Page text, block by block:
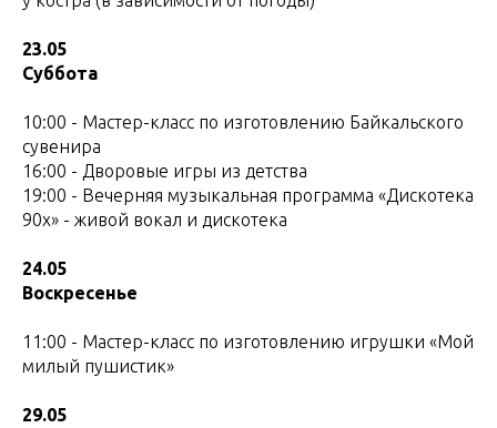
23.05
Суббота
10:00 - Мастер-класс по изготовлению Байкальского
сувенира
16:00 - Дворовые игры из детства
19:00 - Вечерняя музыкальная программа «Дискотека
90х» - живой вокал и дискотека
24.05
Воскресенье
11:00 - Мастер-класс по изготовлению игрушки «Мой
милый пушистик»
29.05